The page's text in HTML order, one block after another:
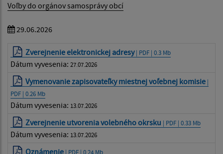
Voľby do orgánov samosprávy obcí
29.06.2026
Zverejnenie elektronickej adresy| PDF | 0.3 Mb
Dátum vyvesenia: 27.07.2026
Vymenovanie zapisovateľky miestnej voľebnej komisie |
PDF | 0.26 Mb
Dátum vyvesenia: 13.07.2026
Zverejnenie utvorenia volebného okrsku | PDF | 0.33 Mb
Dátum vyvesenia: 13.07.2026
Oznámenie | PDF | 0.24 Mb